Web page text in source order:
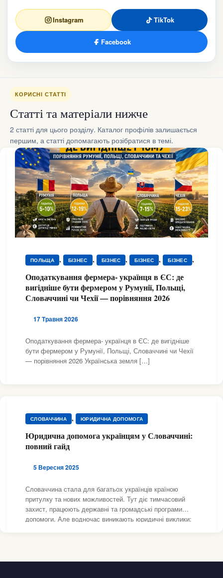
Instagram TikTok
Facebook
КОРИСНІ СТАТТІ
Статті та матеріали нижче
2 статті для цього розділу. Каталог профілів залишається
першим, а статті допомагають розібратися в темі.
ПОЛЬЩА , БІЗНЕС , БІЗНЕС , БІЗНЕС , БІЗНЕС ,
ДОКУМЕНТИ , РОБОТА , РОБОТА , РОБОТА ,
РОБОТА , РУМУНІЯ , СЛОВАЧЧИНА , ЧЕХІЯ ,
ЮРИДИЧНА ДОПОМОГА
Оподаткування фермера- українця в ЄС: де
вигідніше бути фермером у Румунії, Польщі,
Словаччині чи Чехії — порівняння 2026
17 Травня 2026
Оподаткування фермера- українця в ЄС: де вигідніше
бути фермером у Румунії, Польщі, Словаччині чи Чехії
— порівняння 2026 Українська земля […]
СЛОВАЧЧИНА , ЮРИДИЧНА ДОПОМОГА
Юридична допомога українцям у Словаччині:
повний гайд
5 Вересня 2025
Словаччина стала для багатьох українців країною
притулку та нових можливостей. Тут діє тимчасовий
захист, працюють державні та громадські програми
допомоги. Але водночас виникають юридичні виклики: